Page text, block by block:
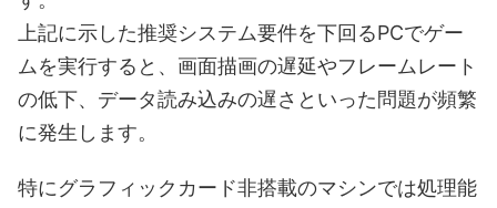
上記に示した推奨システム要件を下回るPCでゲー
ムを実行すると、画面描画の遅延やフレームレート
の低下、データ読み込みの遅さといった問題が頻繁
に発生します。
特にグラフィックカード非搭載のマシンでは処理能